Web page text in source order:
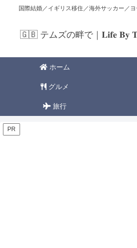
国際結婚／イギリス移住／海外サッカー／
🇬🇧 テムズの畔で｜𝐋𝐢𝐟𝐞 𝐁𝐲
ホーム
グルメ
旅行
PR